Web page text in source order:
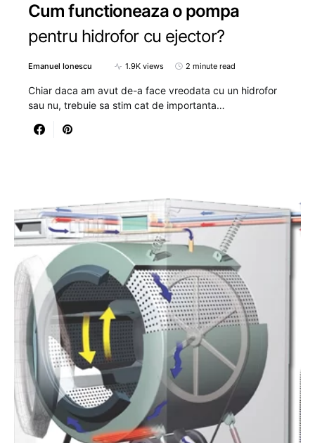
Cum functioneaza o pompa
pentru hidrofor cu ejector?
Emanuel Ionescu 1.9K views 2 minute read
Chiar daca am avut de-a face vreodata cu un hidrofor
sau nu, trebuie sa stim cat de importanta…